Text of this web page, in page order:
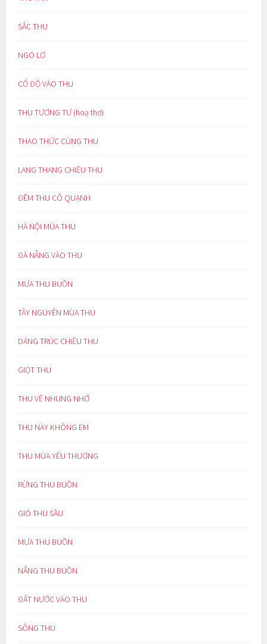
SẮC THU
NGÓ LƠ
CỔ ĐỘ VÀO THU
THU TƯƠNG TƯ (hoạ thơ)
THAO THỨC CÙNG THU
LANG THANG CHIỀU THU
ĐÊM THU CÔ QUẠNH
HÀ NỘI MÙA THU
ĐÀ NẴNG VÀO THU
MƯA THU BUỒN
TÂY NGUYÊN MÙA THU
DÁNG TRÚC CHIỀU THU
GIỌT THU
THU VỀ NHUNG NHỚ
THU NÀY KHÔNG EM
THU MÙA YÊU THƯƠNG
RỪNG THU BUỒN
GIÓ THU SẦU
MƯA THU BUỒN
NẮNG THU BUỒN
ĐẤT NƯỚC VÀO THU
SÔNG THU